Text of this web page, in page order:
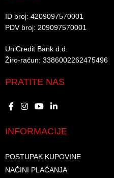
ID broj: 4209097570001​
PDV broj: 209097570001 ​
UniCredit Bank d.d.​
Žiro-račun: 3386002262475496​​
PRATITE NAS
INFORMACIJE
POSTUPAK KUPOVINE
NAČINI PLAĆANJA